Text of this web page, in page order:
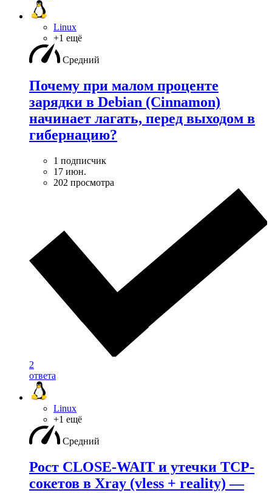
Linux
+1 ещё
Средний
Почему при малом проценте
зарядки в Debian (Cinnamon)
начинает лагать, перед выходом в
гибернацию?
1 подписчик
17 июн.
202 просмотра
2
ответа
Linux
+1 ещё
Средний
Рост CLOSE-WAIT и утечки TCP-
сокетов в Xray (vless + reality) —